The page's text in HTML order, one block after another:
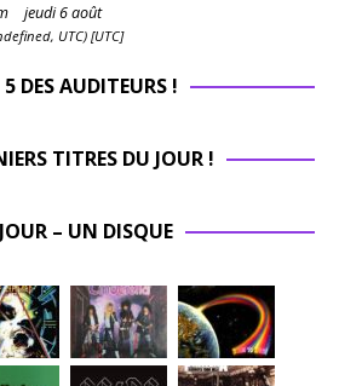
jeudi 6 août
UTC) [UTC]
DES AUDITEURS !
TITRES DU JOUR !
– UN DISQUE